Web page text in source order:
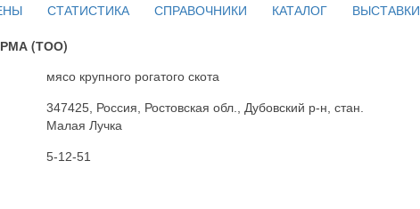
СТАТИСТИКА СПРАВОЧНИКИ КАТАЛОГ ВЫСТАВКИ
(ТОО)
мясо крупного рогатого скота
347425, Россия, Ростовская обл., Дубовский р-н, стан.
Малая Лучка
5-12-51